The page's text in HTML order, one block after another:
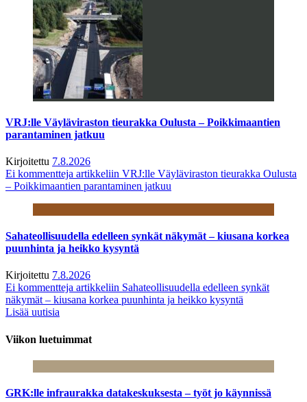
VRJ:lle Väyläviraston tieurakka Oulusta – Poikkimaantien
parantaminen jatkuu
Kirjoitettu 7.8.2026
Ei kommentteja artikkeliin VRJ:lle Väyläviraston tieurakka Oulusta
– Poikkimaantien parantaminen jatkuu
Sahateollisuudella edelleen synkät näkymät – kiusana korkea
puunhinta ja heikko kysyntä
Kirjoitettu 7.8.2026
Ei kommentteja artikkeliin Sahateollisuudella edelleen synkät
näkymät – kiusana korkea puunhinta ja heikko kysyntä
Lisää uutisia
Viikon luetuimmat
GRK:lle infraurakka datakeskuksesta – työt jo käynnissä